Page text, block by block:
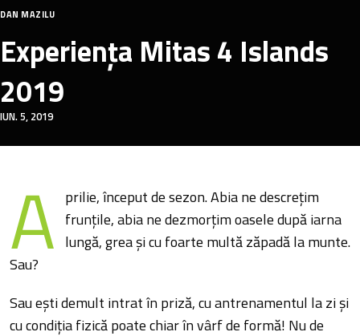
DAN MAZILU
Experienţa Mitas 4 Islands
2019
IUN. 5, 2019
A prilie, început de sezon. Abia ne descreţim
frunţile, abia ne dezmorţim oasele după iarna
lungă, grea şi cu foarte multă zăpadă la munte.
Sau?
Sau eşti demult intrat în priză, cu antrenamentul la zi şi
cu condiţia fizică poate chiar în vârf de formă! Nu de